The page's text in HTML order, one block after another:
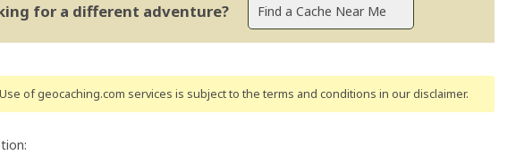
for a different adventure?
of geocaching.com services is subject to the terms and conditions in our disclaimer.